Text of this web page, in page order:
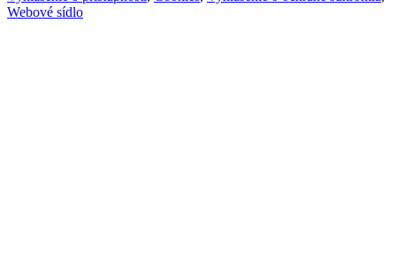
Webové sídlo